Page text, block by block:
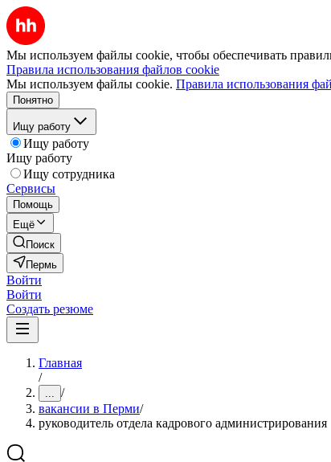
Мы используем файлы cookie, чтобы обеспечивать
Правила использования файлов cookie
Мы используем файлы cookie. Правила использования
Понятно
Ищу работу
Ищу работу
Ищу работу
Ищу сотрудника
Сервисы
Помощь
Ещё
Поиск
Пермь
Войти
Войти
Создать резюме
Главная
/
... /
вакансии в Перми/
руководитель отдела кадрового администрирования